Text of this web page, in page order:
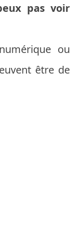
pas voir
ou
être de